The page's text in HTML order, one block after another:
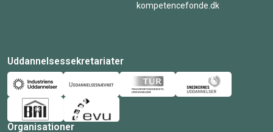
kompetencefonde.dk
Uddannelsessekretariater
Organisationer